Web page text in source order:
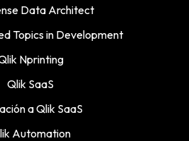
Data Architect
Topics in Development
Nprinting
Qlik SaaS
a Qlik SaaS
Automation